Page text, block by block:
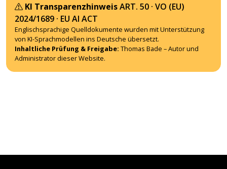
KI TransparenzhinweisART. 50 · VO (EU)
2024/1689 · EU AI ACT
Englischsprachige Quelldokumente wurden mit Unterstützung
von KI-Sprachmodellen ins Deutsche übersetzt.
Inhaltliche Prüfung & Freigabe: Thomas Bade – Autor und
Administrator dieser Website.